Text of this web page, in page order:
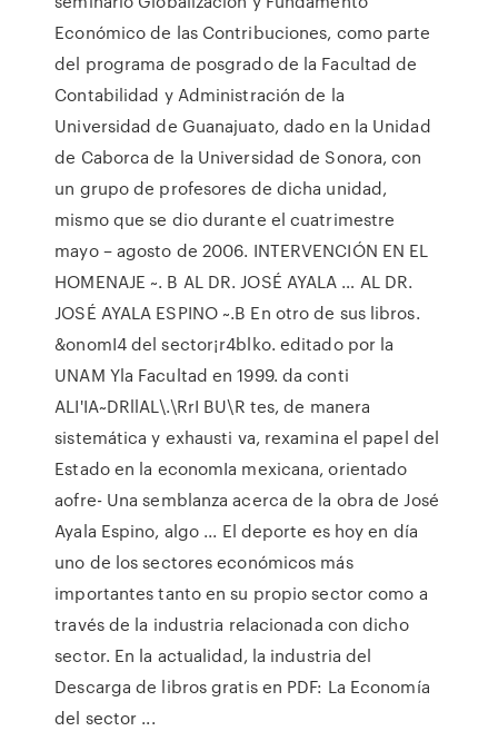
Económico de las Contribuciones, como parte
del programa de posgrado de la Facultad de
Contabilidad y Administración de la
Universidad de Guanajuato, dado en la Unidad
de Caborca de la Universidad de Sonora, con
un grupo de profesores de dicha unidad,
mismo que se dio durante el cuatrimestre
mayo – agosto de 2006. INTERVENCIÓN EN EL
HOMENAJE ~. B AL DR. JOSÉ AYALA … AL DR.
JOSÉ AYALA ESPINO ~.B En otro de sus libros.
&onomI4 del sector¡r4blko. editado por la
UNAM Yla Facultad en 1999. da conti
ALI'IA~DRllAL\.\RrI BU\R tes, de manera
sistemática y exhausti­ va, rexamina el papel del
Estado en la economIa mexicana, orientado
aofre- Una semblanza acerca de la obra de José
Ayala Espino, algo ... El deporte es hoy en día
uno de los sectores económicos más
importantes tanto en su propio sector como a
través de la industria relacionada con dicho
sector. En la actualidad, la industria del
Descarga de libros gratis en PDF: La Economía
del sector ...